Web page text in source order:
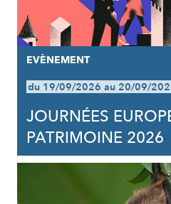
EVÈNEMENT
du 19/09/2026 au 20/09/
JOURNÉES
PATRIMOINE 2026